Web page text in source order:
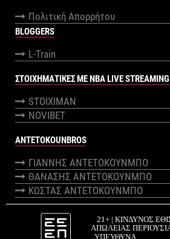
Πολιτική Απορρήτου
BLOGGERS
L-Train
ΣΤΟΙΧΗΜΑΤΙΚΕΣ ΜΕ NBA LIVE STREAMING
STOIXIMAN
NOVIBET
ANTETOKOUNBROS
ΓΙΑΝΝΗΣ ΑΝΤΕΤΟΚΟΥΝΜΠΟ
ΘΑΝΑΣΗΣ ΑΝΤΕΤΟΚΟΥΝΜΠΟ
ΚΩΣΤΑΣ ΑΝΤΕΤΟΚΟΥΝΜΠΟ